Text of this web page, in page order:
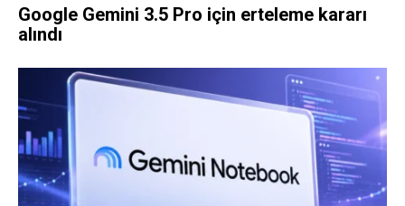
Google Gemini 3.5 Pro için erteleme kararı
alındı